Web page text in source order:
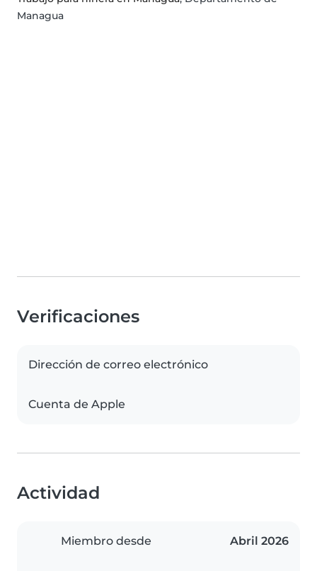
Managua
Verificaciones
Dirección de correo electrónico
Cuenta de Apple
Actividad
Miembro desde Abril 2026